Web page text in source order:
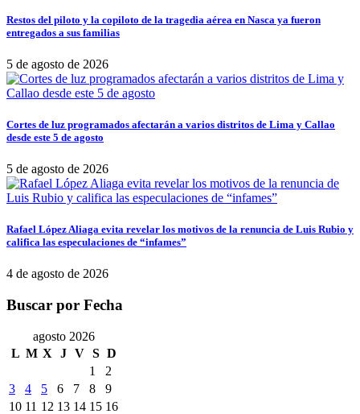
Restos del piloto y la copiloto de la tragedia aérea en Nasca ya fueron
entregados a sus familias
5 de agosto de 2026
Cortes de luz programados afectarán a varios distritos de Lima y Callao
desde este 5 de agosto
5 de agosto de 2026
Rafael López Aliaga evita revelar los motivos de la renuncia de Luis Rubio y
califica las especulaciones de “infames”
4 de agosto de 2026
Buscar por Fecha
agosto 2026
L M X J V S D
1
2
3
4 5 6 7 8
9
10 11 12 13 14 15 16